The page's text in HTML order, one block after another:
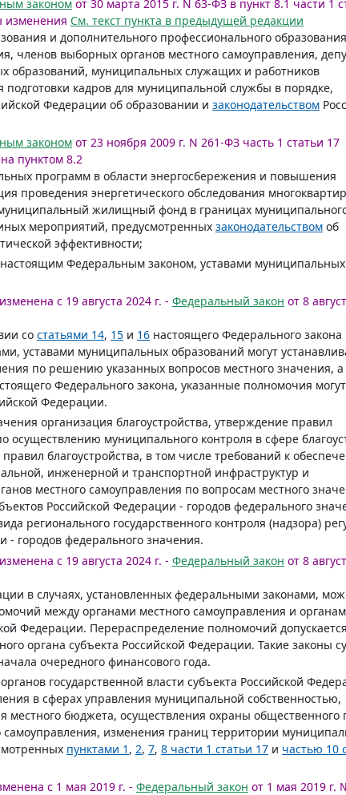
законом от 30 марта 2015 г. N 63-ФЗ в пункт 8.1 части 1
изменения См. текст пункта в предыдущей редакции
и дополнительного профессионального
членов выборных органов местного самоуправления,
образований, муниципальных служащих и работников
кадров для муниципальной службы в порядке,
Федерации об образовании и законодательством
законом от 23 ноября 2009 г. N 261-ФЗ часть 1 статьи 17
пунктом 8.2
программ в области энергосбережения и повышения
проведения энергетического обследования
жилищный фонд в границах
мероприятий, предусмотренных законодательством об
эффективности;
Федеральным законом, уставами муниципальных
с 19 августа 2024 г. - Федеральный закон от 8
со статьями 14, 15 и 16 настоящего Федерального
уставами муниципальных образований могут
по решению указанных вопросов местного значения, а
Федерального закона, указанные полномочия могут
Федерации.
организация благоустройства, утверждение правил
осуществлению муниципального контроля в сфере
благоустройства, в том числе требований к
инженерной и транспортной инфраструктур и
местного самоуправления по вопросам местного
Российской Федерации - городов федерального
регионального государственного контроля (надзора)
- городов федерального значения.
с 19 августа 2024 г. - Федеральный закон от 8
в случаях, установленных федеральными законами,
между органами местного самоуправления и
Федерации. Перераспределение полномочий
органа субъекта Российской Федерации. Такие законы
очередного финансового года.
государственной власти субъекта Российской
в сферах управления муниципальной собственностью,
бюджета, осуществления охраны общественного
самоуправления, изменения границ территории
пунктами 1 , 2, 7, 8 части 1 статьи 17 и частью 10
с 1 мая 2019 г. - Федеральный закон от 1 мая 2019 г.